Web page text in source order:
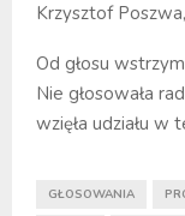
Krzysztof
Od głosu
Nie głosowała
wzięła udziału w
GŁOSOWANIA